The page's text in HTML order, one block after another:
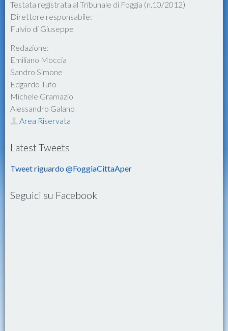
Testata registrata al Tribunale di Foggia (n.10/2012)
Direttore responsabile:
Fulvio di Giuseppe
Redazione:
Emiliano Moccia
Sandro Simone
Edgardo Tufo
Michele Gramazio
Alessandro Galano
Area Riservata
Latest Tweets
Tweet riguardo @FoggiaCittaAper
Seguici su Facebook